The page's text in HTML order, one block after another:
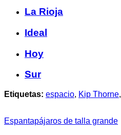
La Rioja
Ideal
Hoy
Sur
Etiquetas: espacio, Kip Thorne,
Espantapájaros de talla grande